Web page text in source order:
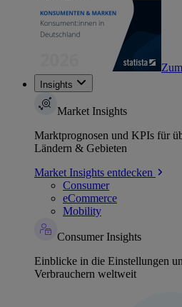
Insights
Market Insights
Marktprognosen und KPIs für
Ländern & Gebieten
Market Insights entdecken
Consumer
eCommerce
Mobility
Consumer Insights
Einblicke in die Einstellungen
Verbrauchern weltweit